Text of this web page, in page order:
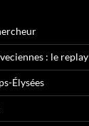
: le replay
Élysées